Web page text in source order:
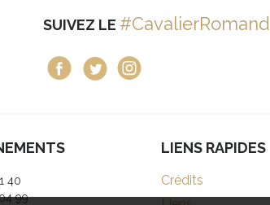
SUIVEZ LE #CavalierRomand
40
99
LIENS RAPIDES
Crédits